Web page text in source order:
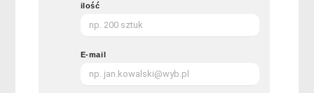
ilość
E-mail